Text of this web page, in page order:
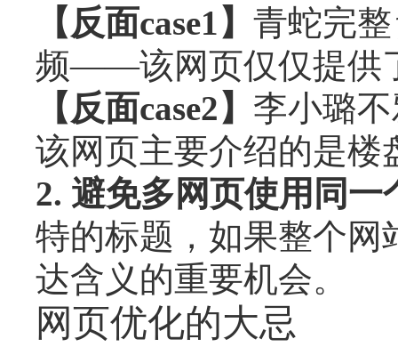
【反面case1】 青蛇完整
频——该网页仅仅提供
【反面case2】 李小璐
该网页主要介绍的是楼
2. 避免多网页使用同一
特的标题，如果整个网
达含义的重要机会。
网页优化的大忌